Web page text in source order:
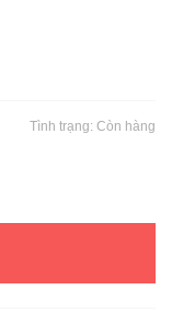
Tình trạng: Còn hàng